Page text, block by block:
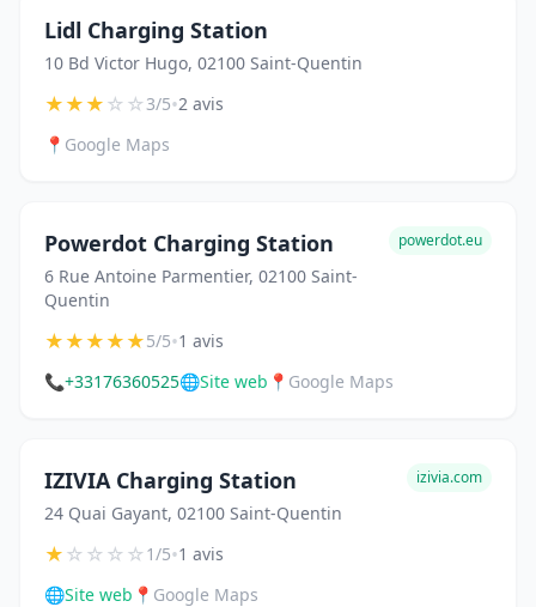
Lidl Charging Station
10 Bd Victor Hugo, 02100 Saint-Quentin
★★★☆☆3/5•2 avis
📍 Google Maps
Powerdot Charging Station
6 Rue Antoine Parmentier, 02100 Saint-
Quentin
powerdot.eu
★★★★★5/5•1 avis
📞+33176360525🌐Site web 📍 Google Maps
IZIVIA Charging Station
24 Quai Gayant, 02100 Saint-Quentin
izivia.com
★☆☆☆☆1/5•1 avis
🌐Site web 📍 Google Maps